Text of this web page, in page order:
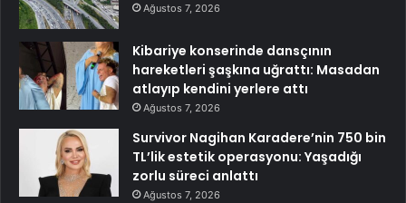
Ağustos 7, 2026
Kibariye konserinde dansçının
hareketleri şaşkına uğrattı: Masadan
atlayıp kendini yerlere attı
Ağustos 7, 2026
Survivor Nagihan Karadere’nin 750 bin
TL’lik estetik operasyonu: Yaşadığı
zorlu süreci anlattı
Ağustos 7, 2026